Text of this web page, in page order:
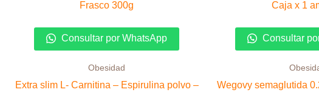
Consultar por WhatsApp
Obesidad
Extra slim L- Carnitina – Espirulina polvo –
Consultar
Wegovy semaglutida